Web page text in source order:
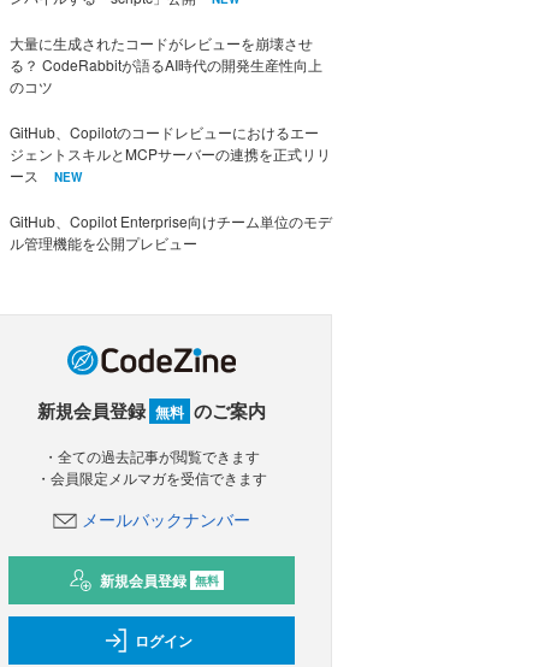
大量に生成されたコードがレビューを崩壊させ
る？ CodeRabbitが語るAI時代の開発生産性向上
のコツ
GitHub、Copilotのコードレビューにおけるエー
ジェントスキルとMCPサーバーの連携を正式リリ
ース
NEW
GitHub、Copilot Enterprise向けチーム単位のモデ
ル管理機能を公開プレビュー
新規会員登録 無料 のご案内
・全ての過去記事が閲覧できます
・会員限定メルマガを受信できます
メールバックナンバー
新規会員登録 無料
ログイン